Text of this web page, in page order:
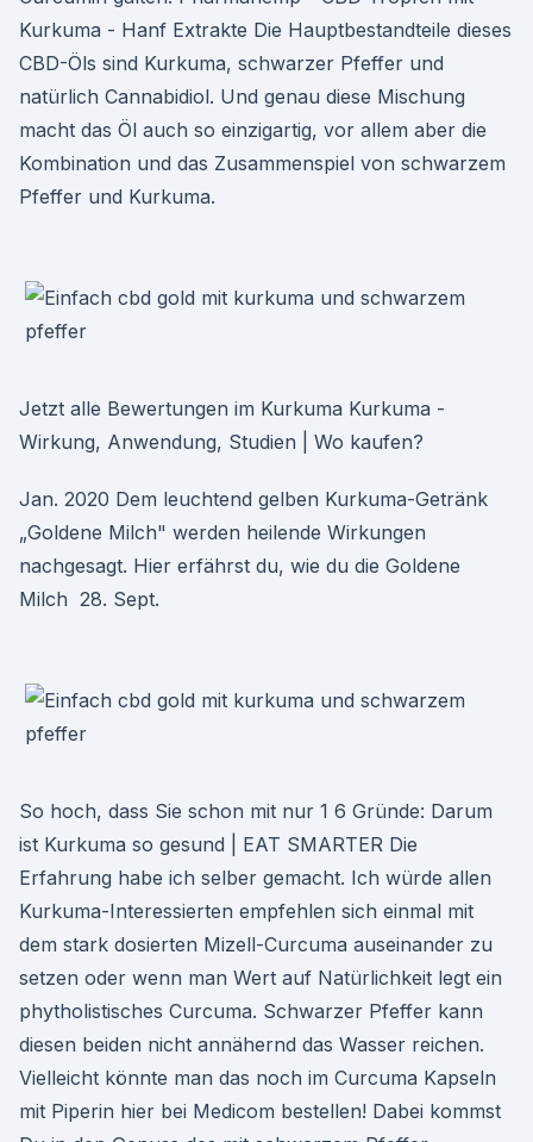
Kurkuma - Hanf Extrakte Die Hauptbestandteile dieses
CBD-Öls sind Kurkuma, schwarzer Pfeffer und
natürlich Cannabidiol. Und genau diese Mischung
macht das Öl auch so einzigartig, vor allem aber die
Kombination und das Zusammenspiel von schwarzem
Pfeffer und Kurkuma.
Jetzt alle Bewertungen im Kurkuma Kurkuma -
Wirkung, Anwendung, Studien | Wo kaufen?
Jan. 2020 Dem leuchtend gelben Kurkuma-Getränk
„Goldene Milch" werden heilende Wirkungen
nachgesagt. Hier erfährst du, wie du die Goldene
Milch 28. Sept.
So hoch, dass Sie schon mit nur 1 6 Gründe: Darum
ist Kurkuma so gesund | EAT SMARTER Die
Erfahrung habe ich selber gemacht. Ich würde allen
Kurkuma-Interessierten empfehlen sich einmal mit
dem stark dosierten Mizell-Curcuma auseinander zu
setzen oder wenn man Wert auf Natürlichkeit legt ein
phytholistisches Curcuma. Schwarzer Pfeffer kann
diesen beiden nicht annähernd das Wasser reichen.
Vielleicht könnte man das noch im Curcuma Kapseln
mit Piperin hier bei Medicom bestellen! Dabei kommst